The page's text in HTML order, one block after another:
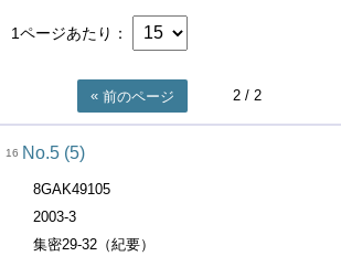
1ページあたり
前のページ 2 / 2
16 No.5 (5)
8GAK49105
2003-3
集密29-32（紀要）